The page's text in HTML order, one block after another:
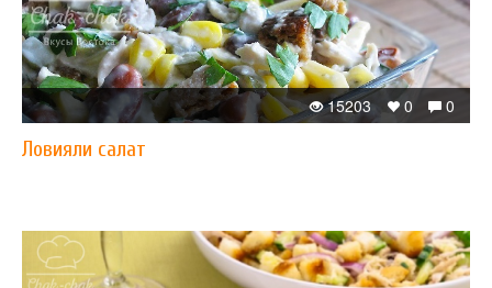
0
0
15203
Ловияли салат